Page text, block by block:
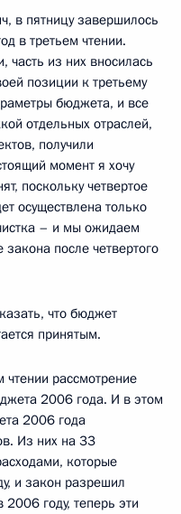
в пятницу завершилось
в третьем чтении.
часть из них вносилась
позиции к третьему
бюджета, и все
отдельных отраслей,
получили
момент я хочу
поскольку четвертое
осуществлена только
– и мы ожидаем
после четвертого
что бюджет
принятым.
рассмотрение
2006 года. И в этом
2006 года
Из них на 33
которые
и закон разрешил
году, теперь эти